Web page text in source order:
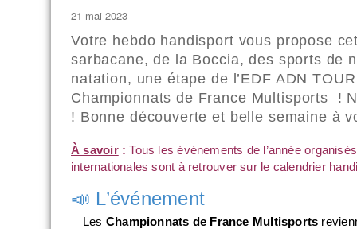
21 mai 2023
Votre hebdo handisport vous propose
sarbacane, de la Boccia, des sports de
natation, une étape de l’EDF ADN
Championnats de France Multisports !
! Bonne découverte et belle semaine à
À savoir:Tous les événements de l’année
internationales sont à retrouver sur le calendrier
📣 L’événement
Les Championnats de France Multisports